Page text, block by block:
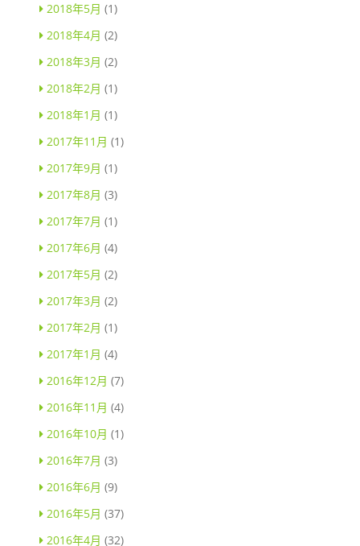
2018年5月 (1)
2018年4月 (2)
2018年3月 (2)
2018年2月 (1)
2018年1月 (1)
2017年11月 (1)
2017年9月 (1)
2017年8月 (3)
2017年7月 (1)
2017年6月 (4)
2017年5月 (2)
2017年3月 (2)
2017年2月 (1)
2017年1月 (4)
2016年12月 (7)
2016年11月 (4)
2016年10月 (1)
2016年7月 (3)
2016年6月 (9)
2016年5月 (37)
2016年4月 (32)